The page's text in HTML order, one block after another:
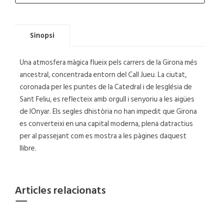
Sinopsi
Una atmosfera màgica flueix pels carrers de la Girona més
ancestral, concentrada entorn del Call Jueu. La ciutat,
coronada per les puntes de la Catedral i de lesglésia de
Sant Feliu, es reflecteix amb orgull i senyoriu a les aigües
de lOnyar. Els segles dhistòria no han impedit que Girona
es converteixi en una capital moderna, plena datractius
per al passejant com es mostra a les pàgines daquest
llibre.
Articles relacionats